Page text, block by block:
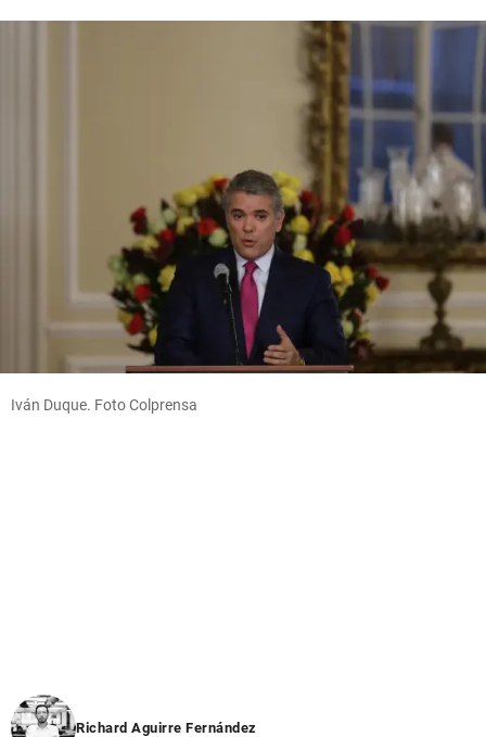
Iván Duque. Foto Colprensa
Richard Aguirre Fernández